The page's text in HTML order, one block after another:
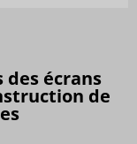
des écrans
de